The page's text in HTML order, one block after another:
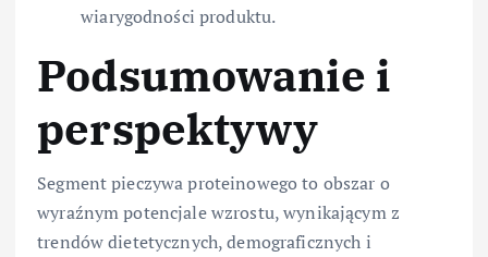
wiarygodności produktu.
Podsumowanie i
perspektywy
Segment pieczywa proteinowego to obszar o
wyraźnym potencjale wzrostu, wynikającym z
trendów dietetycznych, demograficznych i